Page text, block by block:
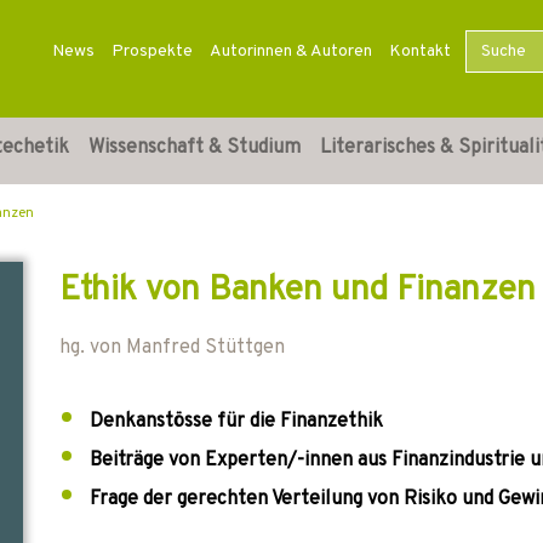
News Prospekte Autorinnen & Autoren Kontakt
Wissenschaft & Studium Literarisches &
Ethik von Banken und Finanzen
hg. von Manfred Stüttgen
Denkanstösse für die Finanzethik
Beiträge von Experten/-innen aus Finanzindustrie
Frage der gerechten Verteilung von Risiko und